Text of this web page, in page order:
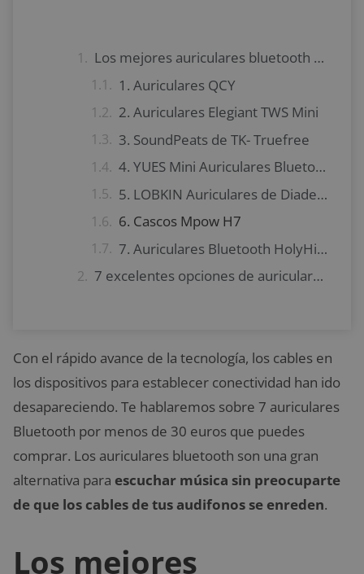
Los mejores auriculares bluetooth por menos de 30 euros
1. Auriculares QCY
2. Auriculares Elegiant TWS Mini
3. SoundPeats de TK- Truefree
4. YUES Mini Auriculares Bluetooth
5. LOBKIN Auriculares de Diadema
6. Cascos Mpow H7
7. Auriculares Bluetooth HolyHigh Yuanguo2
7 excelentes opciones de auriculares bluetooth por menos de 30 euros que puedes comprar
Con el rápido avance de la tecnología, los cables en
los dispositivos para establecer conectividad han ido
desapareciendo. Te hablaremos sobre 7 auriculares
Bluetooth por menos de 30 euros que puedes
comprar. Los auriculares bluetooth son una gran
alternativa para escuchar música sin preocuparte
de que los cables de tus audifonos se enreden.
Los mejores